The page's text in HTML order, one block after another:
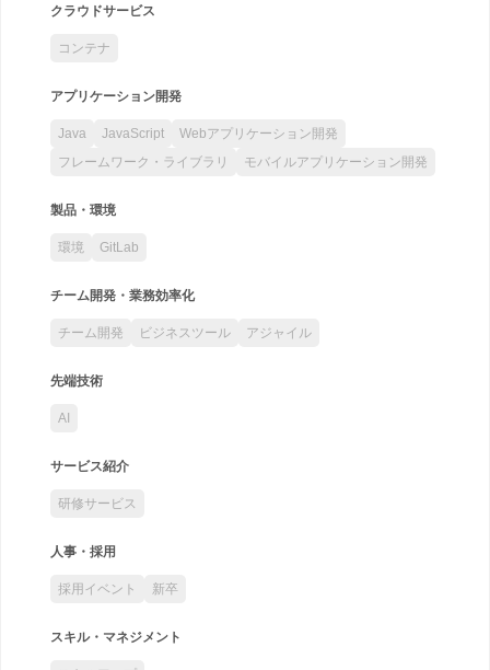
クラウドサービス
コンテナ
アプリケーション開発
Java JavaScript
Webアプリケーション開発
フレームワーク・ライブラリ
モバイルアプリケーション開発
製品・環境
環境 GitLab
チーム開発・業務効率化
チーム開発 ビジネスツール アジャイル
先端技術
AI
サービス紹介
研修サービス
人事・採用
採用イベント 新卒
スキル・マネジメント